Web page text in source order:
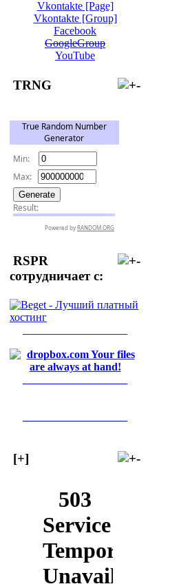
Vkontakte [Page]
Vkontakte [Group]
Facebook
GoogleGroup
YouTube
TRNG
RSPR
сотрудничает с:
[+]